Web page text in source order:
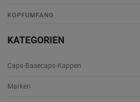
KOPFUMFANG
KATEGORIEN
Caps-Basecaps-Kappen
Marken
e
s
e
s
g